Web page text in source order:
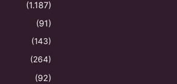
(1.187)
(91)
(143)
(264)
(92)